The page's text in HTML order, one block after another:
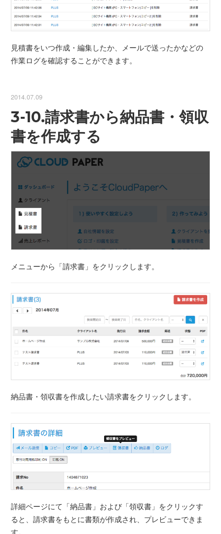
見積書をいつ作成・編集したか、メールで送ったかなどの
作業ログを確認することができます。
2014.07.09
3-10.請求書から納品書・領収
書を作成する
メニューから「請求書」をクリックします。
納品書・領収書を作成したい請求書をクリックします。
詳細ページにて「納品書」および「領収書」をクリックす
ると、請求書をもとに書類が作成され、プレビューできま
す。